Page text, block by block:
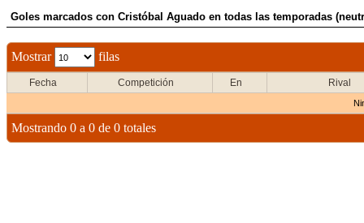
Goles marcados con Cristóbal Aguado en todas las temporadas
Mostrar filas
Fecha Competición En Rival
Mostrando 0 a 0 de 0 totales